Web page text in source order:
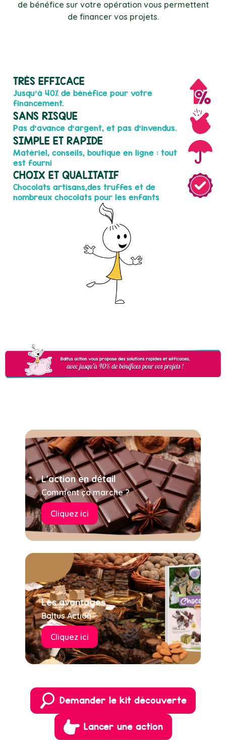
de bénéfice sur votre opération vous permettent
de financer vos projets.
TRÈS EFFICACE
Jusqu'à 40% de bénéfice pour votre
financement.
SANS RISQUE
Pas d'avance d'argent, et pas d'invendus.
SIMPLE ET RAPIDE
Matériel, conseils, boutique en ligne : tout
est fourni
CHOIX ET QUALITATIF
Chocolats artisans,des truffes et de
nombreux chocolats pour les enfants
L'action en détail
Comment ça marche ?
Cliquez ici
Les avantages
Baltus Action
Cliquez ici
Demander le kit découverte
Lancer une action